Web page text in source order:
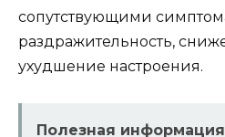
сопутствующими
раздражительность,
ухудшение настроения.
Полезная